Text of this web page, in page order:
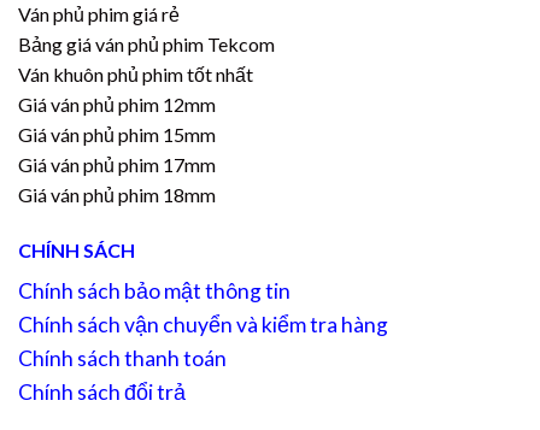
Ván phủ phim giá rẻ
Bảng giá ván phủ phim Tekcom
Ván khuôn phủ phim tốt nhất
Giá ván phủ phim 12mm
Giá ván phủ phim 15mm
Giá ván phủ phim 17mm
Giá ván phủ phim 18mm
CHÍNH SÁCH
Chính sách bảo mật thông tin
Chính sách vận chuyển và kiểm tra hàng
Chính sách thanh toán
Chính sách đổi trả